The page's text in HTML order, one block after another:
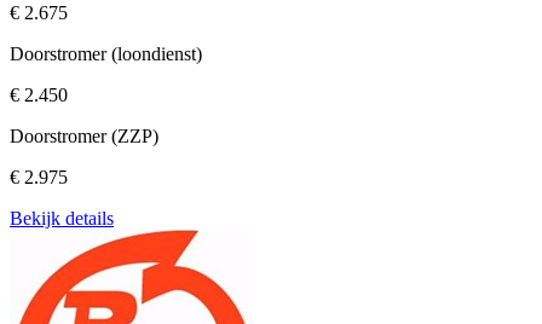
€ 2.675
Doorstromer (loondienst)
€ 2.450
Doorstromer (ZZP)
€ 2.975
Bekijk details